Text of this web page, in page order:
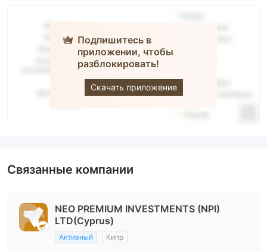
Подпишитесь в
приложении, чтобы
разблокировать!
Скачать приложение
Brokereo
Связанные компании
NEO PREMIUM INVESTMENTS (NPI)
LTD(Cyprus)
Активный Кипр